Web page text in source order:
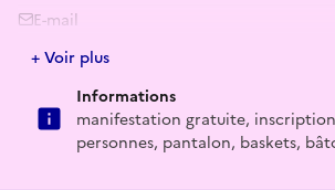
E-mail
ecolambda@ecolambda.org
+ Voir plus
Informations
manifestation gratuite,
personnes, pantalon, baskets,